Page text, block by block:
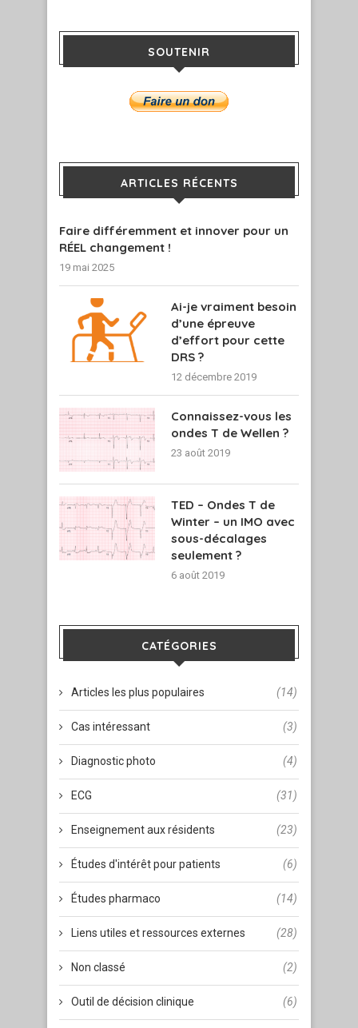
SOUTENIR
ARTICLES RÉCENTS
Faire différemment et innover pour un
RÉEL changement !
19 mai 2025
Ai-je vraiment besoin
d’une épreuve
d’effort pour cette
DRS ?
12 décembre 2019
Connaissez-vous les
ondes T de Wellen ?
23 août 2019
TED – Ondes T de
Winter – un IMO avec
sous-décalages
seulement ?
6 août 2019
CATÉGORIES
Articles les plus populaires (14)
Cas intéressant (3)
Diagnostic photo (4)
ECG (31)
Enseignement aux résidents (23)
Études d'intérêt pour patients (6)
Études pharmaco (14)
Liens utiles et ressources externes (28)
Non classé (2)
Outil de décision clinique (6)